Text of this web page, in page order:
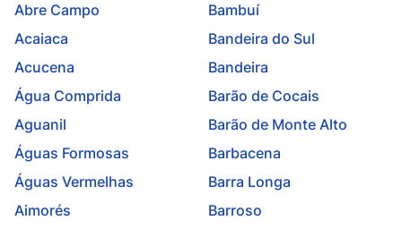
Abre Campo
Acaiaca
Acucena
Água Comprida
Aguanil
Águas Formosas
Águas Vermelhas
Aimorés
Bambuí
Bandeira do Sul
Bandeira
Barão de Cocais
Barão de Monte Alto
Barbacena
Barra Longa
Barroso